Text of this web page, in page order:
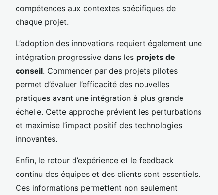
compétences aux contextes spécifiques de
chaque projet.
L’adoption des innovations requiert également une
intégration progressive dans les projets de
conseil. Commencer par des projets pilotes
permet d’évaluer l’efficacité des nouvelles
pratiques avant une intégration à plus grande
échelle. Cette approche prévient les perturbations
et maximise l’impact positif des technologies
innovantes.
Enfin, le retour d’expérience et le feedback
continu des équipes et des clients sont essentiels.
Ces informations permettent non seulement